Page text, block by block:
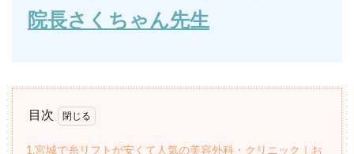
院長さくちゃん先生
目次
1.宮城で糸リフトが安くて人気の美容外科・クリニック｜お